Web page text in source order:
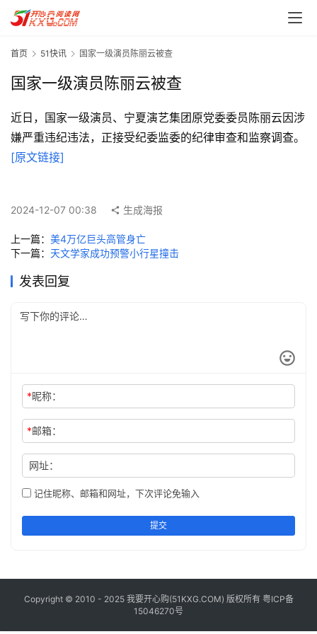
首
页
日
一
读
实
工
问
用
址
首页 51快讯 国家一级演员陈丽云被查
国家一级演员陈丽云被查
近日，国家一级演员、宁夏演艺集团原党委委员陈丽云因涉
[原文链接]
2024-12-07 00:38 生成海报
上一篇： 美4万亿巨头高管身亡
下一篇： 天文学家成功预警小行星撞击
发表回复
*昵称：
*邮箱：
网址：
记住昵称、邮箱和网址，下次评论免输入
提交
Copyright © 2010 - 2025 我要开心购(51KXG.COM) 版权所有 粤ICP备
15046270号